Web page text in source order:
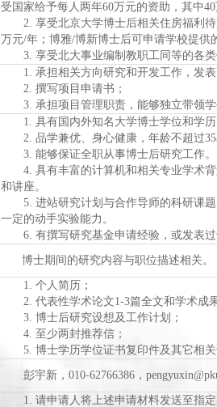
受国家给予每人两年60万元的资助，其中
2. 享受北京大学博士后相关住房福利待
万元/年；博雅/博新博士后可申请学校提供
3. 享受北大事业编制教职工同等的各类
1. 承担相关方向研究和开发工作，发表
2. 撰写项目申请书；
3. 承担项目管理职责，能够独立带领学
1. 具有国内外知名大学博士学位和学历
2. 品学兼优、身心健康，年龄不超过35
3. 能够保证全职从事博士后研究工作。
4. 具有丰富的计算机和相关专业学术背
和讲座。
5. 进站研究计划与合作导师的科研课题
一定的动手实验能力。
6. 有撰写研究基金申请经验，或发表过
博士期间的研究内容与职位描述相关。
1. 个人简历；
2. 代表性学术论文1-3篇全文和学术成
3. 博士后研究设想及工作计划；
4. 至少两封推荐信；
5. 博士学历学位证书复印件及其它相关
彭宇新，010-62766386，
1. 请申请人将上述申请材料发送至指定